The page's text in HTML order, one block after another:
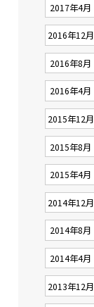
2017年4月
2016年12月
2016年8月
2016年4月
2015年12月
2015年8月
2015年4月
2014年12月
2014年8月
2014年4月
2013年12月